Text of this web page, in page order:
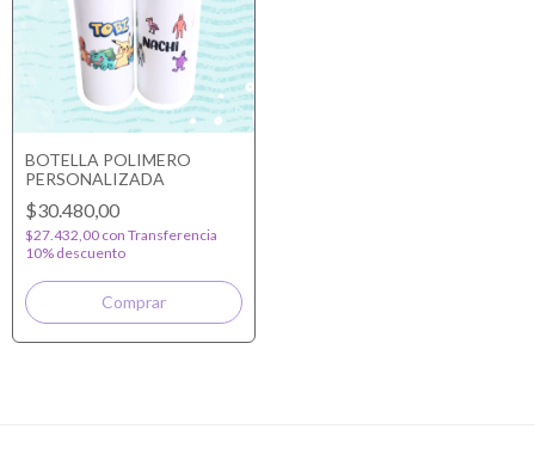
BOTELLA POLIMERO
PERSONALIZADA
$30.480,00
$27.432,00 con Transferencia
10% descuento